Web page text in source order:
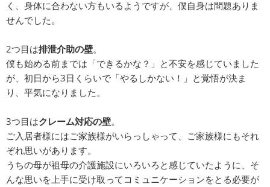
く、身体に合わない方もいるようですが、僕自身は問題ありま
せんでした。
2つ目は排泄介助の壁。
僕も始める前までは「できるかな？」と不安を感じていました
が、初日から3日くらいで「やるしかない！」と覚悟が決ま
り、平気になりました。
3つ目はクレーム対応の壁。
ご入居者様にはご家族様がいらっしゃって、ご家族様にもそれ
ぞれ思いがあります。
うちの母が祖母の介護施設にいろいろと感じていたように、そ
んな思いを上手に受け取ってコミュニケーションをとる必要が